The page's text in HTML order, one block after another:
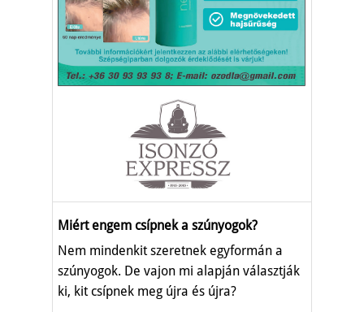
Miért engem csípnek a szúnyogok?
Nem mindenkit szeretnek egyformán a
szúnyogok. De vajon mi alapján választják
ki, kit csípnek meg újra és újra?